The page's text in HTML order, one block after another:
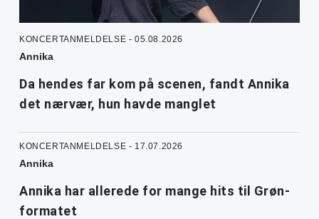
KONCERTANMELDELSE - 05.08.2026
Annika
Da hendes far kom på scenen, fandt Annika
det nærvær, hun havde manglet
KONCERTANMELDELSE - 17.07.2026
Annika
Annika har allerede for mange hits til Grøn-
formatet